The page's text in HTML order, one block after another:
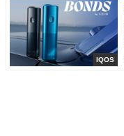
IQOS